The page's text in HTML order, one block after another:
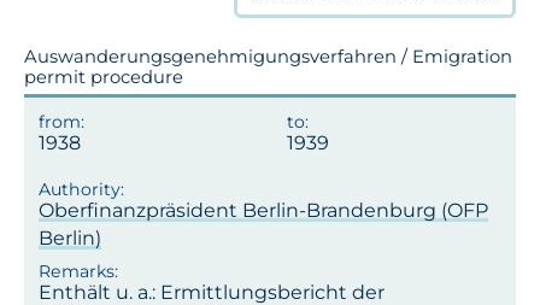
Auswanderungsgenehmigungsverfahren / Emigration
permit procedure
1938 1939
Oberfinanzpräsident Berlin-Brandenburg (OFP
Berlin)
Enthält u. a.: Ermittlungsbericht der